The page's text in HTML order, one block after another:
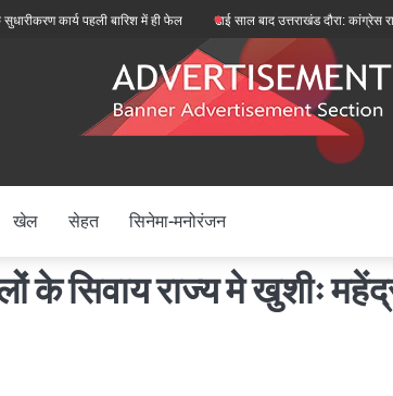
कार्य पहली बारिश में ही फेल ढाई साल बाद उत्तराखंड दौरा: कांग्रेस
खेल सेहत सिनेमा-मनोरंजन
के सिवाय राज्य मे खुशीः